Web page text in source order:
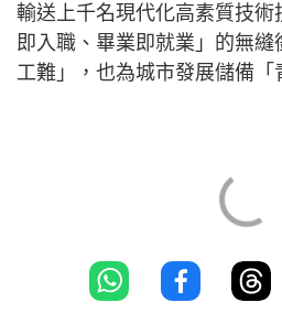
輸送上千名現代化高素質技術
即入職、畢業即就業」的無
工難」，也為城市發展儲備「